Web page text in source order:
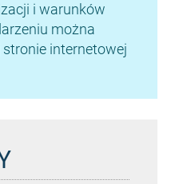
i warunków
można
internetowej